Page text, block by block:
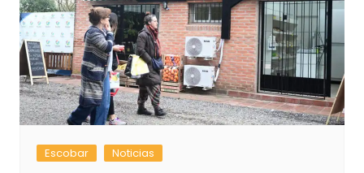
Escobar Noticias